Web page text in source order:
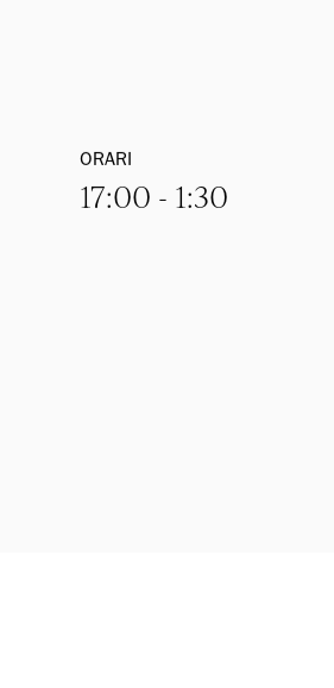
ORARI
17:00 - 1:30